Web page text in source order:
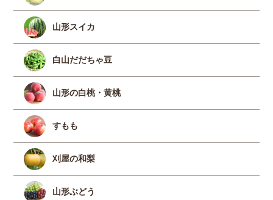
山形スイカ
白山だだちゃ豆
山形の白桃・黄桃
すもも
刈屋の和梨
山形ぶどう